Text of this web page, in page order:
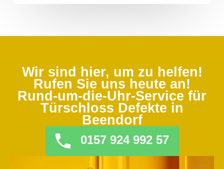
Wir sind hier, um zu helfen!
Rufen Sie uns heute an!
Rund-um-die-Uhr-Service für
Türschloss Defekte in
Beendorf
0157 924 992 57